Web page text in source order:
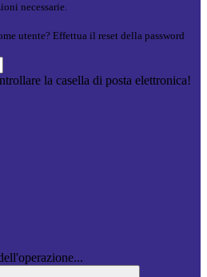
necessarie.
utente? Effettua il reset della password
la casella di posta elettronica!